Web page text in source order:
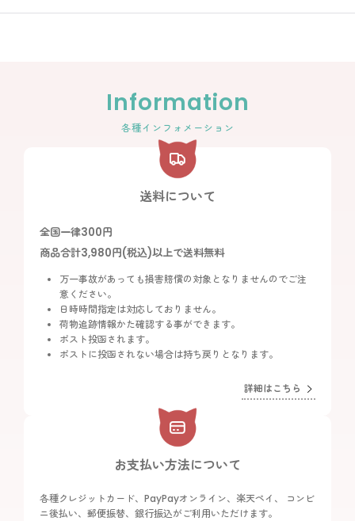
Information
各種インフォメーション
送料について
全国一律300円
商品合計3,980円(税込)以上で送料無料
万一事故があっても損害賠償の対象となりませんのでご注
意ください。
日時時間指定は対応しておりません。
荷物追跡情報かた確認する事ができます。
ポスト投函されます。
ポストに投函されない場合は持ち戻りとなります。
詳細はこちら
お支払い方法について
各種クレジットカード、PayPayオンライン、楽天ペイ、 コンビ
ニ後払い、郵便振替、銀行振込がご利用いただけます。